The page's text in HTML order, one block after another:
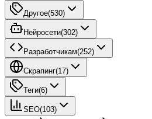
Другое(530)
Нейросети(302)
Разработчикам(252)
Скрапинг(17)
Теги(6)
SEO(103)